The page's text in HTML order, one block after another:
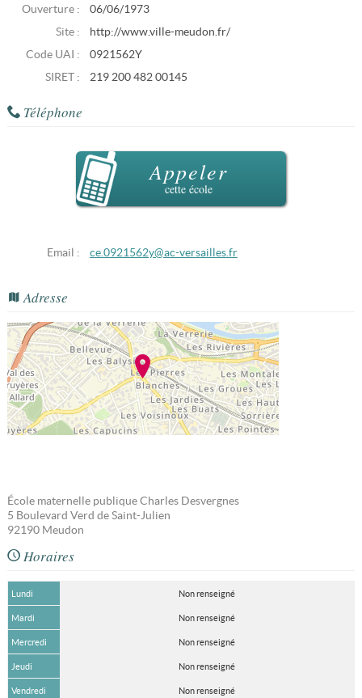
Ouverture :
06/06/1973
Site :
http://www.ville-meudon.fr/
Code UAI :
0921562Y
SIRET :
219 200 482 00145
Téléphone
Appeler
cette école
Email : ce.0921562y@ac-versailles.fr
Adresse
École maternelle publique Charles Desvergnes
5 Boulevard Verd de Saint-Julien
92190 Meudon
Horaires
Lundi Non renseigné
Mardi Non renseigné
Mercredi Non renseigné
Jeudi Non renseigné
Vendredi Non renseigné